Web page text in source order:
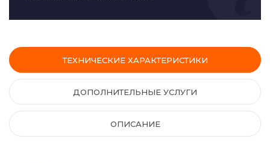
ТЕХНИЧЕСКИЕ ХАРАКТЕРИСТИКИ
ДОПОЛНИТЕЛЬНЫЕ УСЛУГИ
ОПИСАНИЕ